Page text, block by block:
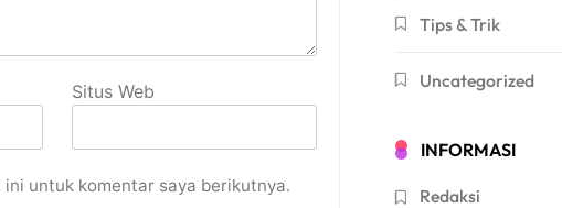
Situs Web
untuk komentar saya berikutnya.
Tips & Trik
Uncategorized
INFORMASI
Redaksi